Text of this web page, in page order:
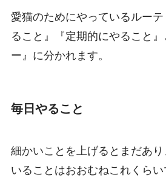
愛猫のためにやっているルー
ること』『定期的にやること
ー』に分かれます。
毎日やること
細かいことを上げるとまだあ
いることはおおむねこれくらい